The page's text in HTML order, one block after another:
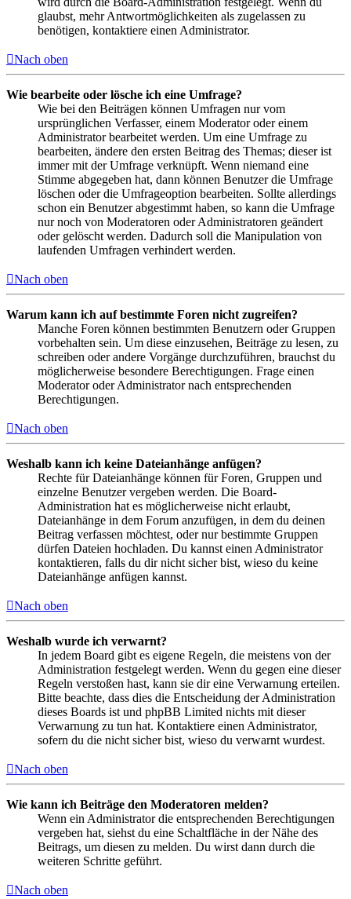
glaubst, mehr Antwortmöglichkeiten als zugelassen zu
benötigen, kontaktiere einen Administrator.
Nach oben
Wie bearbeite oder lösche ich eine Umfrage?
Wie bei den Beiträgen können Umfragen nur vom
ursprünglichen Verfasser, einem Moderator oder einem
Administrator bearbeitet werden. Um eine Umfrage zu
bearbeiten, ändere den ersten Beitrag des Themas; dieser ist
immer mit der Umfrage verknüpft. Wenn niemand eine
Stimme abgegeben hat, dann können Benutzer die Umfrage
löschen oder die Umfrageoption bearbeiten. Sollte allerdings
schon ein Benutzer abgestimmt haben, so kann die Umfrage
nur noch von Moderatoren oder Administratoren geändert
oder gelöscht werden. Dadurch soll die Manipulation von
laufenden Umfragen verhindert werden.
Nach oben
Warum kann ich auf bestimmte Foren nicht zugreifen?
Manche Foren können bestimmten Benutzern oder Gruppen
vorbehalten sein. Um diese einzusehen, Beiträge zu lesen, zu
schreiben oder andere Vorgänge durchzuführen, brauchst du
möglicherweise besondere Berechtigungen. Frage einen
Moderator oder Administrator nach entsprechenden
Berechtigungen.
Nach oben
Weshalb kann ich keine Dateianhänge anfügen?
Rechte für Dateianhänge können für Foren, Gruppen und
einzelne Benutzer vergeben werden. Die Board-
Administration hat es möglicherweise nicht erlaubt,
Dateianhänge in dem Forum anzufügen, in dem du deinen
Beitrag verfassen möchtest, oder nur bestimmte Gruppen
dürfen Dateien hochladen. Du kannst einen Administrator
kontaktieren, falls du dir nicht sicher bist, wieso du keine
Dateianhänge anfügen kannst.
Nach oben
Weshalb wurde ich verwarnt?
In jedem Board gibt es eigene Regeln, die meistens von der
Administration festgelegt werden. Wenn du gegen eine dieser
Regeln verstoßen hast, kann sie dir eine Verwarnung erteilen.
Bitte beachte, dass dies die Entscheidung der Administration
dieses Boards ist und phpBB Limited nichts mit dieser
Verwarnung zu tun hat. Kontaktiere einen Administrator,
sofern du die nicht sicher bist, wieso du verwarnt wurdest.
Nach oben
Wie kann ich Beiträge den Moderatoren melden?
Wenn ein Administrator die entsprechenden Berechtigungen
vergeben hat, siehst du eine Schaltfläche in der Nähe des
Beitrags, um diesen zu melden. Du wirst dann durch die
weiteren Schritte geführt.
Nach oben